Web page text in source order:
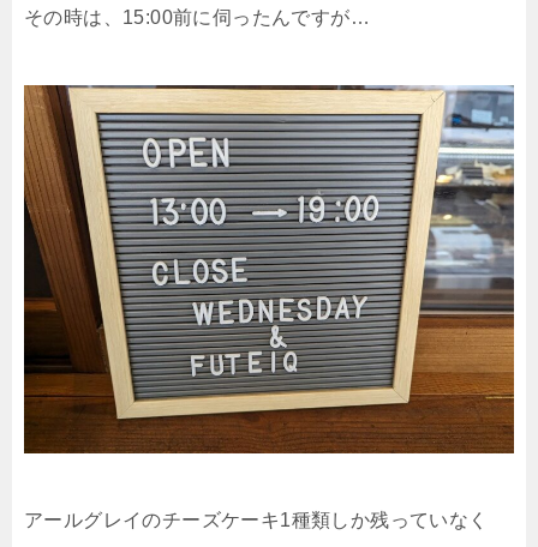
その時は、15:00前に伺ったんですが…
アールグレイのチーズケーキ1種類しか残っていなく